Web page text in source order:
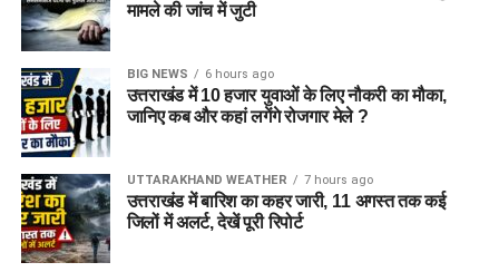
मामले की जांच में जुटी
BIG NEWS 6 hours ago
उत्तराखंड में 10 हजार युवाओं के लिए नौकरी का मौका,
जानिए कब और कहां लगेंगे रोजगार मेले ?
UTTARAKHAND WEATHER 7 hours ago
उत्तराखंड में बारिश का कहर जारी, 11 अगस्त तक कई
जिलों में अलर्ट, देखें पूरी रिपोर्ट